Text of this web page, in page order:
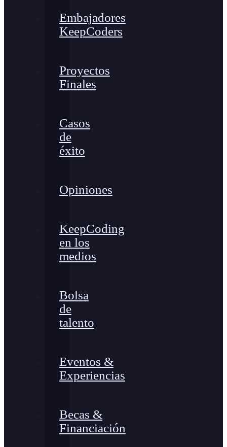
Embajadores
KeepCoders
Proyectos
Finales
Casos
de
éxito
Opiniones
KeepCoding
en los
medios
Bolsa
de
talento
Eventos &
Experiencias
Becas &
Financiación